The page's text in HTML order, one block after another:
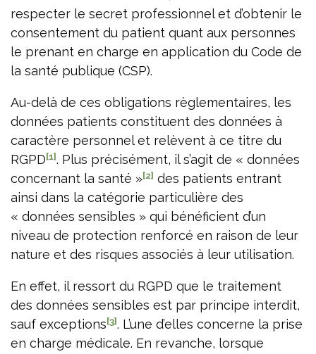
respecter le secret professionnel et d’obtenir le
consentement du patient quant aux personnes
le prenant en charge en application du Code de
la santé publique (CSP).
Au-delà de ces obligations règlementaires, les
données patients constituent des données à
caractère personnel et relèvent à ce titre du
RGPD[1]. Plus précisément, il s’agit de « données
concernant la santé »[2] des patients entrant
ainsi dans la catégorie particulière des
« données sensibles » qui bénéficient d’un
niveau de protection renforcé en raison de leur
nature et des risques associés à leur utilisation.
En effet, il ressort du RGPD que le traitement
des données sensibles est par principe interdit,
sauf exceptions[3]. L’une d’elles concerne la prise
en charge médicale. En revanche, lorsque